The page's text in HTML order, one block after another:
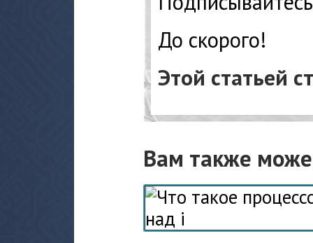
До скорого!
Этой статьей
Вам также